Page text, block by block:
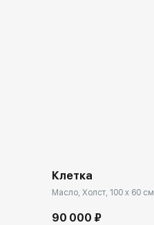
Клетка
Масло, Холст, 100 x 60 см
90 000 ₽